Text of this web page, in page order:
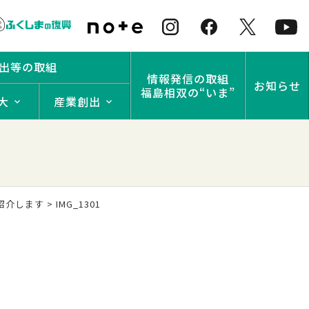
等の取組
産業創出
情報発信の取組
福島相双の“いま”
お知らせ
介します > IMG_1301